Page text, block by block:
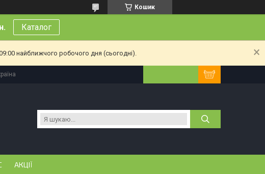
Кошик
Каталог
найближчого робочого дня (сьогодні).
АКЦІЇ